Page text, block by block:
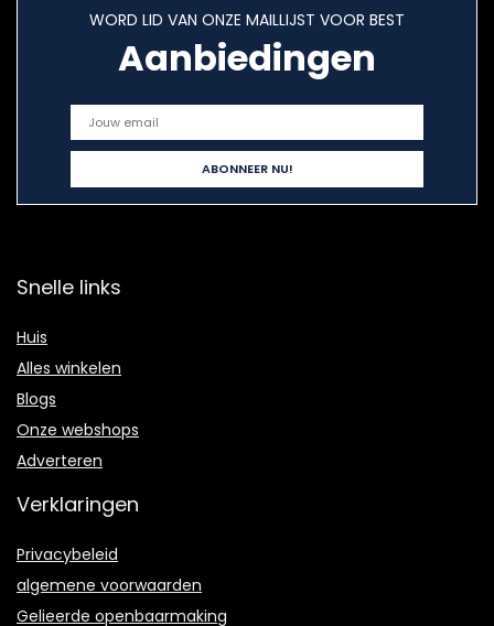
WORD LID VAN ONZE MAILLIJST VOOR BEST
Aanbiedingen
Snelle links
Huis
Alles winkelen
Blogs
Onze webshops
Adverteren
Verklaringen
Privacybeleid
algemene voorwaarden
Gelieerde openbaarmaking